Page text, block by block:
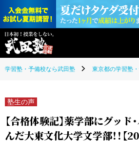
学習塾・予備校なら武田塾 東京都の学習塾
塾生の声
【合格体験記】薬学部にグッド
んだ大東文化大学文学部！！【